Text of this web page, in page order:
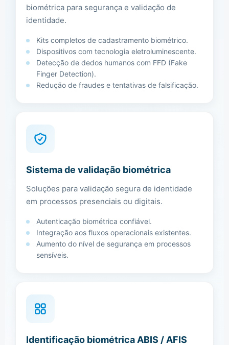
biométrica para segurança e validação de
identidade.
Kits completos de cadastramento biométrico.
Dispositivos com tecnologia eletroluminescente.
Detecção de dedos humanos com FFD (Fake
Finger Detection).
Redução de fraudes e tentativas de falsificação.
Sistema de validação biométrica
Soluções para validação segura de identidade
em processos presenciais ou digitais.
Autenticação biométrica confiável.
Integração aos fluxos operacionais existentes.
Aumento do nível de segurança em processos
sensíveis.
Identificação biométrica ABIS / AFIS